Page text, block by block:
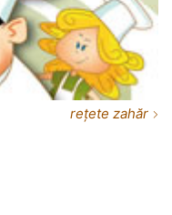
rețete zahăr